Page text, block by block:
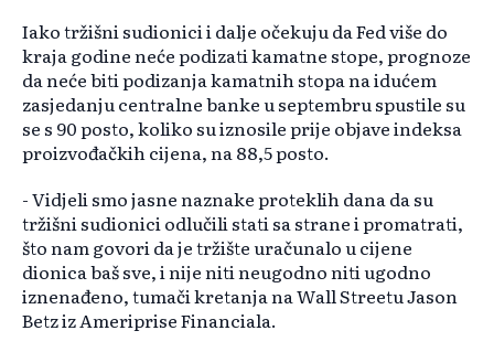
Iako tržišni sudionici i dalje očekuju da Fed više do
kraja godine neće podizati kamatne stope, prognoze
da neće biti podizanja kamatnih stopa na idućem
zasjedanju centralne banke u septembru spustile su
se s 90 posto, koliko su iznosile prije objave indeksa
proizvođačkih cijena, na 88,5 posto.
- Vidjeli smo jasne naznake proteklih dana da su
tržišni sudionici odlučili stati sa strane i promatrati,
što nam govori da je tržište uračunalo u cijene
dionica baš sve, i nije niti neugodno niti ugodno
iznenađeno, tumači kretanja na Wall Streetu Jason
Betz iz Ameriprise Financiala.